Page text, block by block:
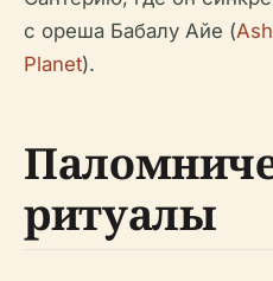
с ореша Бабалу Айе (
Planet).
ритуалы